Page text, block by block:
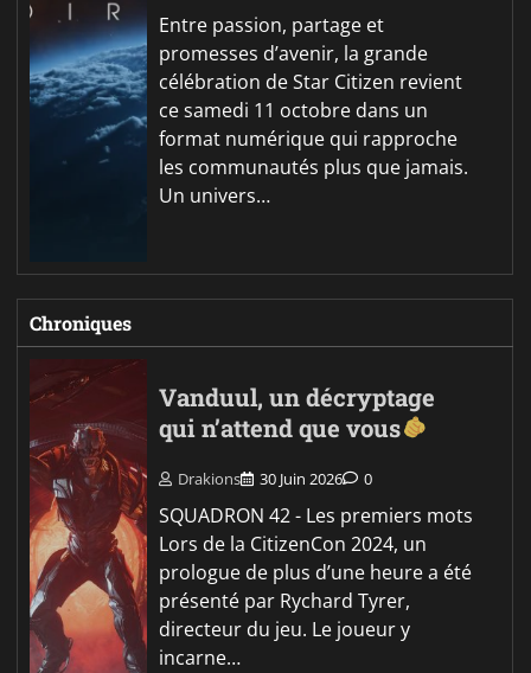
Entre passion, partage et
promesses d’avenir, la grande
célébration de Star Citizen revient
ce samedi 11 octobre dans un
format numérique qui rapproche
les communautés plus que jamais.
Un univers…
Chroniques
Vanduul, un décryptage
qui n’attend que vous
Drakions 30 Juin 2026 0
SQUADRON 42 - Les premiers mots
Lors de la CitizenCon 2024, un
prologue de plus d’une heure a été
présenté par Rychard Tyrer,
directeur du jeu. Le joueur y
incarne…